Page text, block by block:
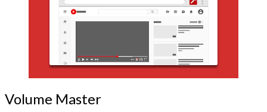
Volume Master